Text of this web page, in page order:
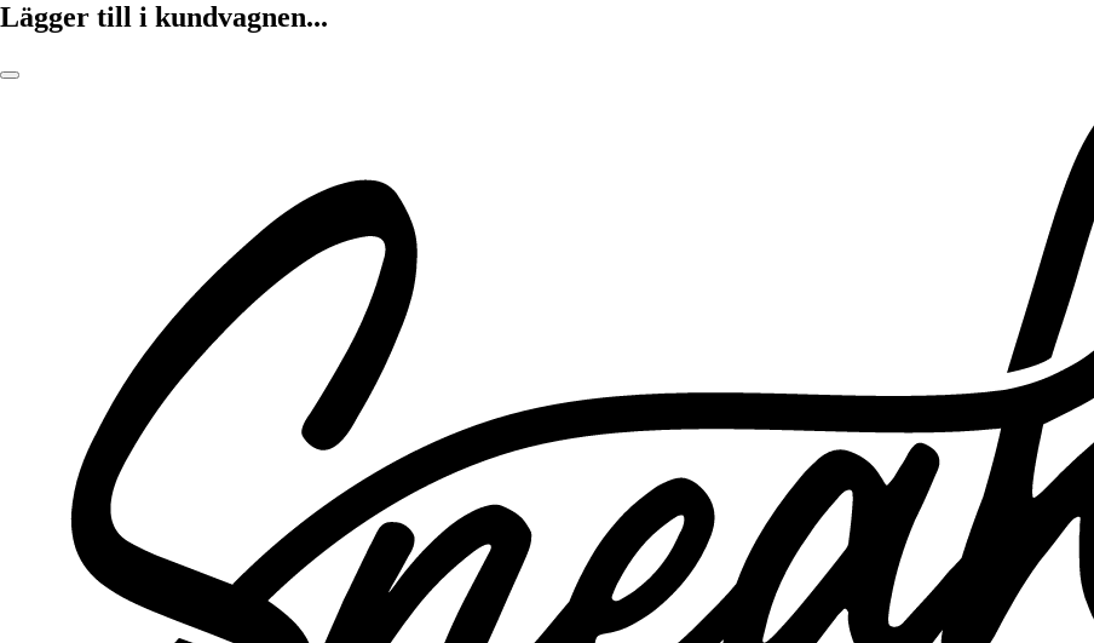
Lägger till i kundvagnen...